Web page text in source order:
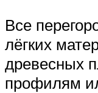
Все
лёгких
древесных
профилям